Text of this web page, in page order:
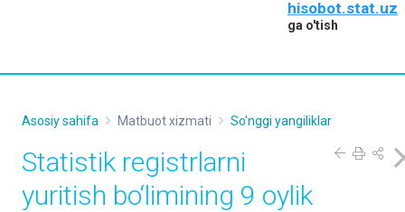
hisobot.stat.uz
ga o'tish
Asosiy sahifa Matbuot xizmati So'nggi yangiliklar
Statistik registrlarni
yuritish bo‘limining 9 oylik